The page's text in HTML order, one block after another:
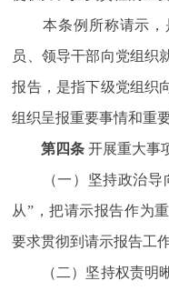
本条例所称请示，
员、领导干部向党组织
报告，是指下级党组织
组织呈报重要事情和重
第四条 开展重大事
（一）坚持政治导向
从”，把请示报告作为
要求贯彻到请示报告工
（二）坚持权责明晰